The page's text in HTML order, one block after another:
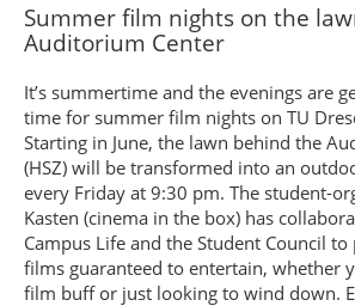
Summer film nights on the
Auditorium Center
It’s summertime and the evenings are
time for summer film nights on TU
Starting in June, the lawn behind the
(HSZ) will be transformed into an
every Friday at 9:30 pm. The student-
Kasten (cinema in the box) has
Campus Life and the Student Council to
films guaranteed to entertain, whether
film buff or just looking to wind down.